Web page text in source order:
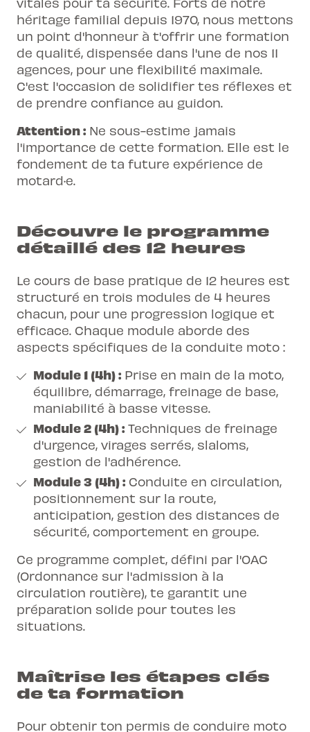
héritage familial depuis 1970, nous mettons
un point d'honneur à t'offrir une formation
de qualité, dispensée dans l'une de nos 11
agences, pour une flexibilité maximale.
C'est l'occasion de solidifier tes réflexes et
de prendre confiance au guidon.
Attention : Ne sous-estime jamais
l'importance de cette formation. Elle est le
fondement de ta future expérience de
motard·e.
Découvre le programme
détaillé des 12 heures
Le cours de base pratique de 12 heures est
structuré en trois modules de 4 heures
chacun, pour une progression logique et
efficace. Chaque module aborde des
aspects spécifiques de la conduite moto :
Module 1 (4h) : Prise en main de la moto,
équilibre, démarrage, freinage de base,
maniabilité à basse vitesse.
Module 2 (4h) : Techniques de freinage
d'urgence, virages serrés, slaloms,
gestion de l'adhérence.
Module 3 (4h) : Conduite en circulation,
positionnement sur la route,
anticipation, gestion des distances de
sécurité, comportement en groupe.
Ce programme complet, défini par l'OAC
(Ordonnance sur l'admission à la
circulation routière), te garantit une
préparation solide pour toutes les
situations.
Maîtrise les étapes clés
de ta formation
Pour obtenir ton permis de conduire moto